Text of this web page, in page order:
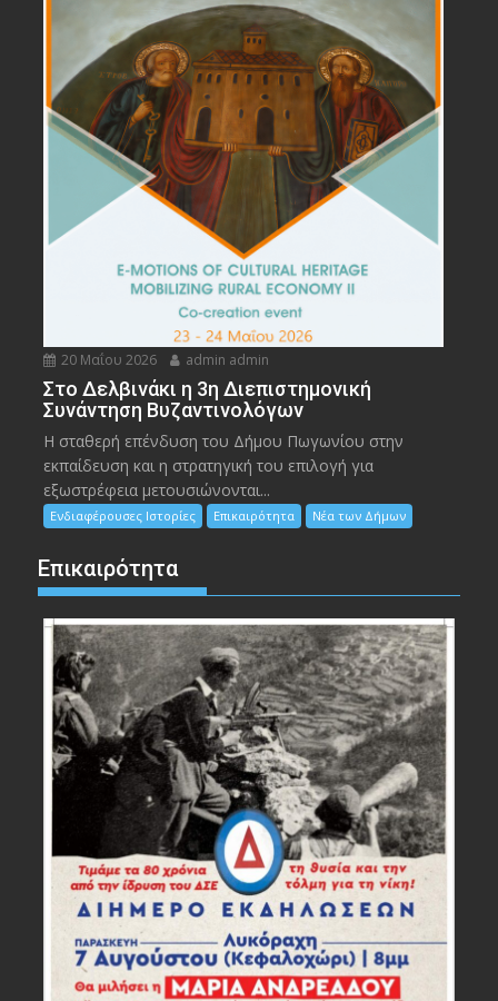
20 Μαΐου 2026 admin admin
Στο Δελβινάκι η 3η Διεπιστημονική
Συνάντηση Βυζαντινολόγων
Η σταθερή επένδυση του Δήμου Πωγωνίου στην
εκπαίδευση και η στρατηγική του επιλογή για
εξωστρέφεια μετουσιώνονται...
Ενδιαφέρουσες Ιστορίες Επικαιρότητα Νέα των Δήμων
Επικαιρότητα